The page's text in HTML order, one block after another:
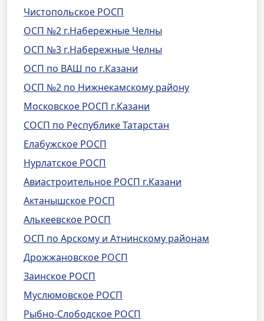
Чистопольское РОСП
ОСП №2 г.Набережные Челны
ОСП №3 г.Набережные Челны
ОСП по ВАШ по г.Казани
ОСП №2 по Нижнекамскому району
Московское РОСП г.Казани
СОСП по Республике Татарстан
Елабужское РОСП
Нурлатское РОСП
Авиастроительное РОСП г.Казани
Актанышское РОСП
Алькеевское РОСП
ОСП по Арскому и Атнинскому районам
Дрожжановское РОСП
Заинское РОСП
Муслюмовское РОСП
Рыбно-Слободское РОСП